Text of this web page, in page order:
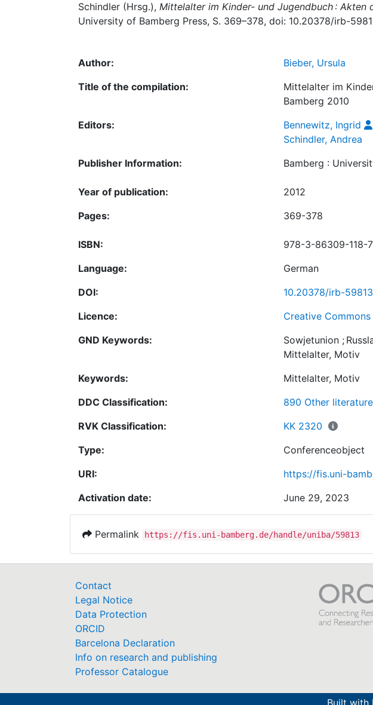
Schindler (Hrsg.), Mittelalter im Kinder- und Jugendbuch : Akten
University of Bamberg Press, S. 369–378, doi: 10.20378/irb-
Author:
Bieber, Ursula
Title of the compilation:
Mittelalter im
Bamberg 2010
Editors:
Bennewitz, Ingrid
Schindler, Andrea
Publisher Information:
Bamberg :
Year of publication:
2012
Pages:
369-378
ISBN:
978-3-86309-118-7
Language:
German
DOI:
10.20378/irb-59813
Licence:
Creative
GND Keywords:
Sowjetunion ;
Mittelalter, Motiv
Keywords:
Mittelalter, Motiv
DDC Classification:
890 Other
RVK Classification:
KK 2320
Type:
Conferenceobject
URI:
https://fis.uni-
Activation date:
June 29, 2023
Permalink https://fis.uni-bamberg.de/handle/uniba/59813
Contact
Legal Notice
Data Protection
ORCID
Barcelona Declaration
Info on research and publishing
Professor Catalogue
Built with